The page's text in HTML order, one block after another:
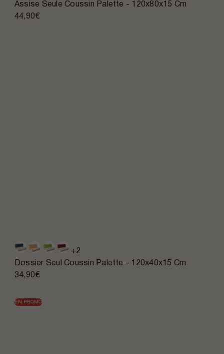
Assise Seule Coussin Palette - 120x80x15 Cm
44,90€
+2
Dossier Seul Coussin Palette - 120x40x15 Cm
34,90€
EN PROMO